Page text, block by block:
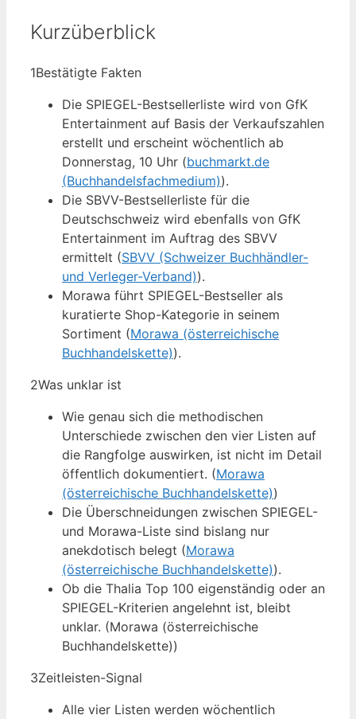
Kurzüberblick
1Bestätigte Fakten
Die SPIEGEL-Bestsellerliste wird von GfK
Entertainment auf Basis der Verkaufszahlen
erstellt und erscheint wöchentlich ab
Donnerstag, 10 Uhr (buchmarkt.de
(Buchhandelsfachmedium)).
Die SBVV-Bestsellerliste für die
Deutschschweiz wird ebenfalls von GfK
Entertainment im Auftrag des SBVV
ermittelt (SBVV (Schweizer Buchhändler-
und Verleger-Verband)).
Morawa führt SPIEGEL-Bestseller als
kuratierte Shop-Kategorie in seinem
Sortiment (Morawa (österreichische
Buchhandelskette)).
2Was unklar ist
Wie genau sich die methodischen
Unterschiede zwischen den vier Listen auf
die Rangfolge auswirken, ist nicht im Detail
öffentlich dokumentiert. (Morawa
(österreichische Buchhandelskette))
Die Überschneidungen zwischen SPIEGEL-
und Morawa-Liste sind bislang nur
anekdotisch belegt (Morawa
(österreichische Buchhandelskette)).
Ob die Thalia Top 100 eigenständig oder an
SPIEGEL-Kriterien angelehnt ist, bleibt
unklar. (Morawa (österreichische
Buchhandelskette))
3Zeitleisten-Signal
Alle vier Listen werden wöchentlich